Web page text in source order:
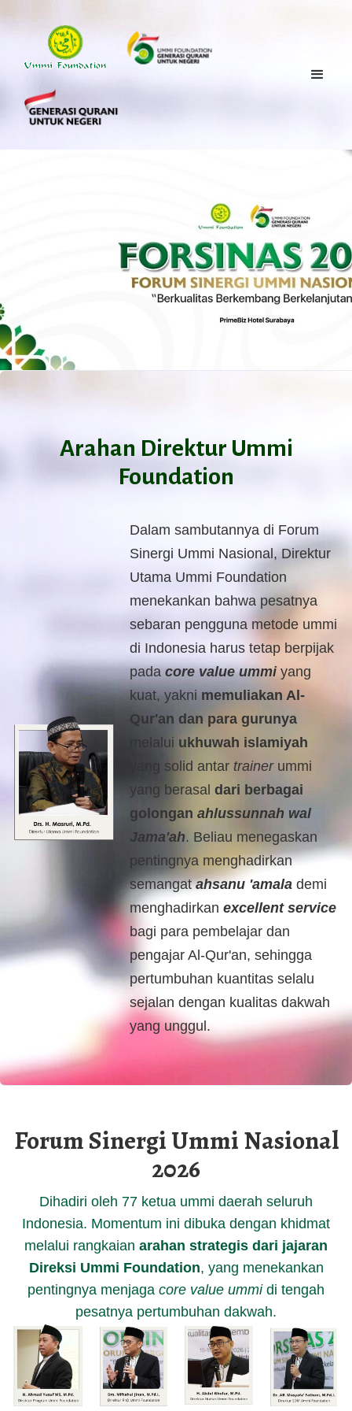
Arahan Direktur Ummi
Foundation
Dalam sambutannya di Forum
Sinergi Ummi Nasional, Direktur
Utama Ummi Foundation
menekankan bahwa pesatnya
sebaran pengguna metode ummi
di Indonesia harus tetap berpijak
pada core value ummi yang
kuat, yakni memuliakan Al-
Qur'an dan para gurunya
melalui ukhuwah islamiyah
yang solid antar trainer ummi
yang berasal dari berbagai
golongan ahlussunnah wal
Jama'ah. Beliau menegaskan
pentingnya menghadirkan
semangat ahsanu 'amala demi
menghadirkan excellent service
bagi para pembelajar dan
pengajar Al-Qur'an, sehingga
pertumbuhan kuantitas selalu
sejalan dengan kualitas dakwah
yang unggul.
Forum Sinergi Ummi Nasional
2026
Dihadiri oleh 77 ketua ummi daerah seluruh
Indonesia. Momentum ini dibuka dengan khidmat
melalui rangkaian arahan strategis dari jajaran
Direksi Ummi Foundation, yang menekankan
pentingnya menjaga core value ummidi tengah
pesatnya pertumbuhan dakwah.